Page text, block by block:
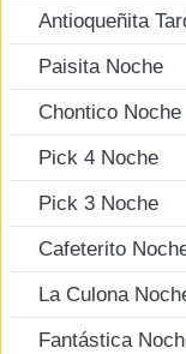
Antioqueñita
Paisita Noche
Chontico Noche
Pick 4 Noche
Pick 3 Noche
Cafeterito
La Culona
Fantástica